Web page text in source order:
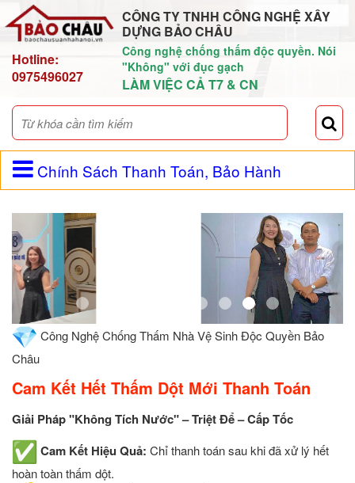
Hotline:
0975496027
CÔNG TY TNHH CÔNG NGHỆ XÂY
DỰNG BẢO CHÂU
Công nghệ chống thấm độc quyền. Nói
"Không" với đục gạch
LÀM VIỆC CẢ T7 & CN
Chính Sách Thanh Toán, Bảo Hành
Công Nghệ Chống Thấm Nhà Vệ Sinh Độc Quyền Bảo
Châu
Cam Kết Hết Thấm Dột Mới Thanh Toán
Giải Pháp "Không Tích Nước" – Triệt Để – Cấp Tốc
Cam Kết Hiệu Quả: Chỉ thanh toán sau khi đã xử lý hết
hoàn toàn thấm dột.